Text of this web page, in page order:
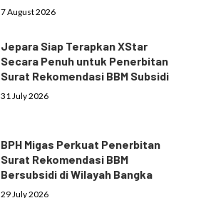
7 August 2026
Jepara Siap Terapkan XStar
Secara Penuh untuk Penerbitan
Surat Rekomendasi BBM Subsidi
31 July 2026
BPH Migas Perkuat Penerbitan
Surat Rekomendasi BBM
Bersubsidi di Wilayah Bangka
29 July 2026